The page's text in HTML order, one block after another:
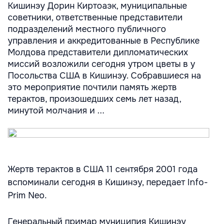
Кишинэу Дорин Киртоаэк, муниципальные
советники, ответственные представители
подразделений местного публичного
управления и аккредитованные в Республике
Молдова представители дипломатических
миссий возложили сегодня утром цветы в у
Посольства США в Кишинэу. Собравшиеся на
это мероприятие почтили память жертв
терактов, произошедших семь лет назад,
минутой молчания и ...
Жертв терактов в США 11 сентября 2001 года
вспоминали сегодня в Кишинэу, передает Info-
Prim Neo.
Генеральный примар муниципия Кишинэу